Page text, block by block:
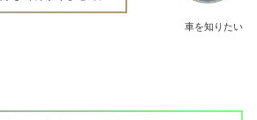
車を知りたい